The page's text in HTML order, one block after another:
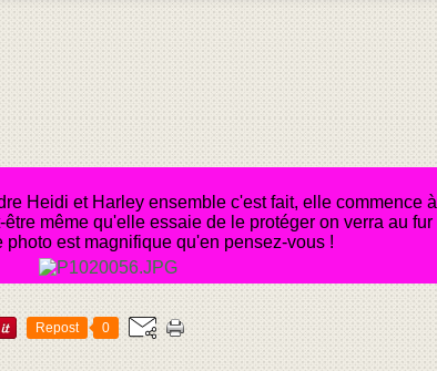
Heidi et Harley ensemble c'est fait, elle commence à
même qu'elle essaie de le protéger on verra au fur
photo est magnifique qu'en pensez-vous !
Repost 0